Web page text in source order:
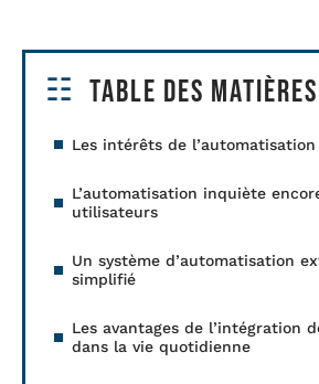
Table des matières
Les intérêts de
L’automatisation inquiète
utilisateurs
Un système d’automatisation
simplifié
Les avantages de l’intégration
dans la vie quotidienne